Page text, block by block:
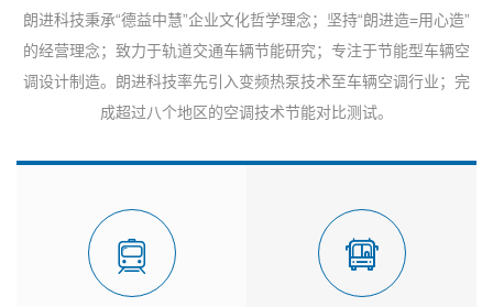
朗进科技秉承“德益中慧”企业文化哲学理念；坚持“朗进造=用心造”
的经营理念；致力于轨道交通车辆节能研究；专注于节能型车辆空
调设计制造。朗进科技率先引入变频热泵技术至车辆空调行业；完
成超过八个地区的空调技术节能对比测试。